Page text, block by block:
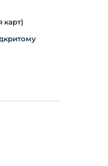
карт)